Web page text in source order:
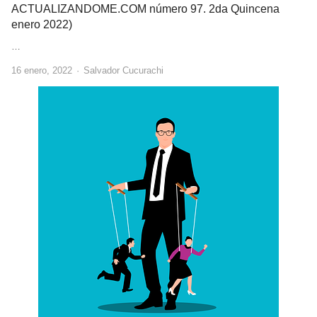
ACTUALIZANDOME.COM número 97. 2da Quincena
enero 2022)
16 enero, 2022 Author
Salvador Cucurachi